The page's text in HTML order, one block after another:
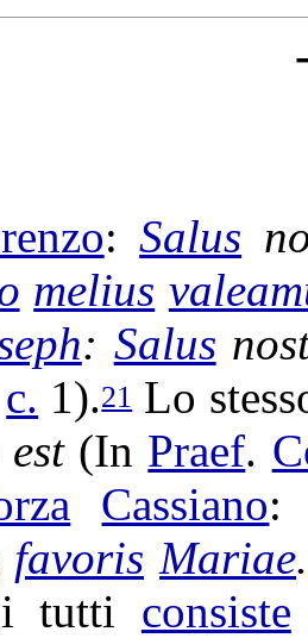
:Salus
melius
: Salus
c. 1).21Lo
(In Praef.
Cassiano
favoris Mariae.
tutti consiste